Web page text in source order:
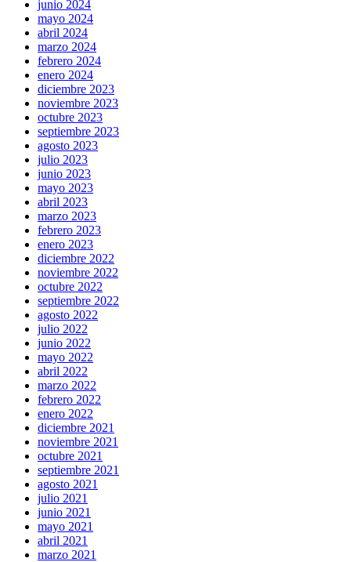
junio 2024
mayo 2024
abril 2024
marzo 2024
febrero 2024
enero 2024
diciembre 2023
noviembre 2023
octubre 2023
septiembre 2023
agosto 2023
julio 2023
junio 2023
mayo 2023
abril 2023
marzo 2023
febrero 2023
enero 2023
diciembre 2022
noviembre 2022
octubre 2022
septiembre 2022
agosto 2022
julio 2022
junio 2022
mayo 2022
abril 2022
marzo 2022
febrero 2022
enero 2022
diciembre 2021
noviembre 2021
octubre 2021
septiembre 2021
agosto 2021
julio 2021
junio 2021
mayo 2021
abril 2021
marzo 2021